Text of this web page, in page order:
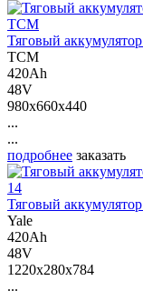
Тяговый
ТСМ
420Ah
48V
980x660x440
...
...
подробнее заказать
Тяговый
Yale
420Ah
48V
1220x280x784
...